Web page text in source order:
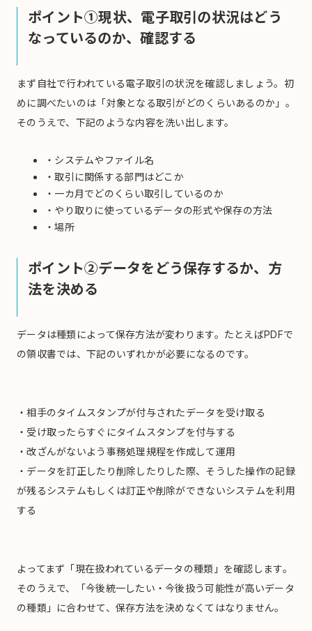
ポイント①現状、電子取引の状況はどう
なっているのか、確認する
まず自社で行われている電子取引の状況を確認しましょう。初
めに調べたいのは「対象となる取引がどのくらいあるのか」。
そのうえで、下記のような内容を洗い出します。
・システムやファイル名
・取引に関係する部門はどこか
・一カ月でどのくらい取引しているのか
・やり取りに使っているデータの形式や保存の方法
・場所
ポイント②データをどう保存するか、方
法を決める
データは種類によって保存方法が変わります。たとえばPDFで
の領収書では、下記のいずれかが必要になるのです。
・相手のタイムスタンプが付与されたデータを受け取る
・受け取ったらすぐにタイムスタンプを付与する
・改ざんがないよう事務処理規程を作成して運用
・データを訂正したり削除したりした際、そうした操作の記録
が残るシステムもしくは訂正や削除ができないシステムを利用
する
よってまず「現在扱われているデータの種類」を確認します。
そのうえで、「今後統一したい・今後扱う可能性が高いデータ
の種類」に合わせて、保存方法を決めなくてはなりません。